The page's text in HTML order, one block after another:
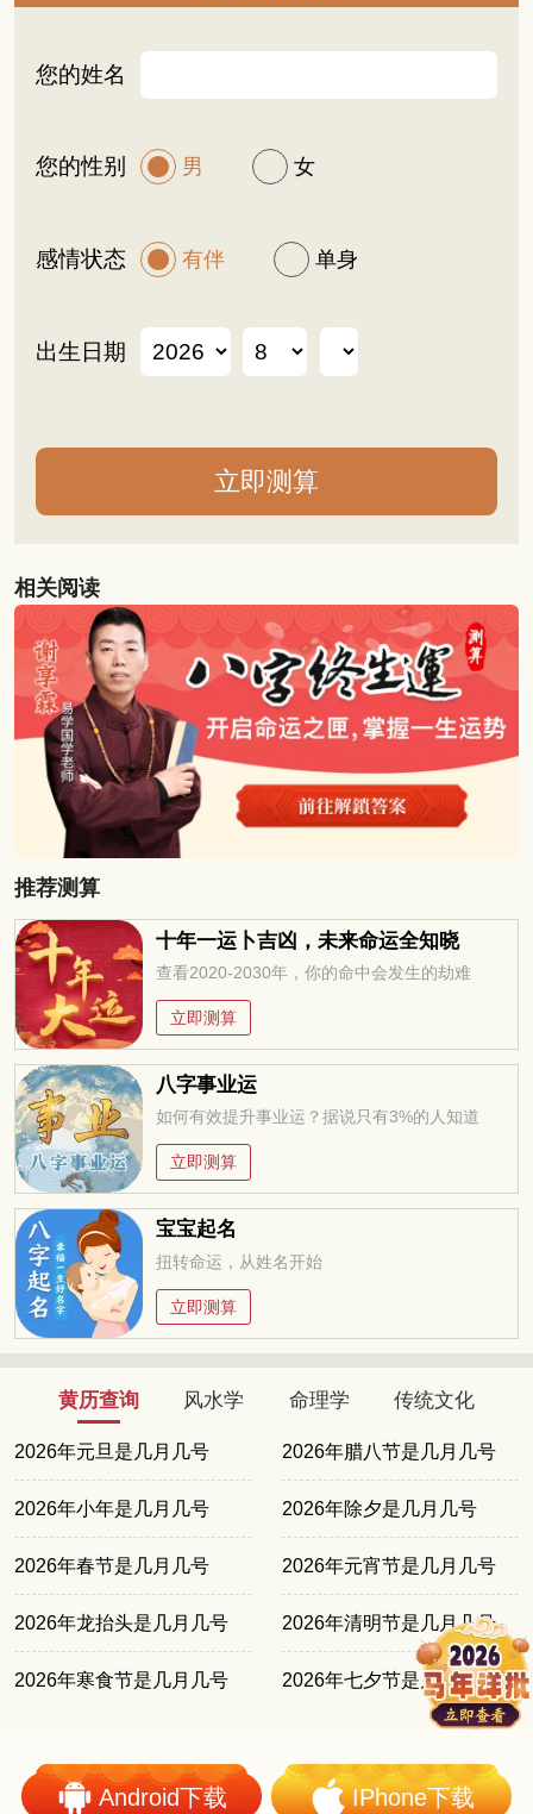
您的姓名
您的性别 男 女
感情状态 有伴 单身
出生日期
相关阅读
推荐测算
十年一运卜吉凶，未来命运全知晓
查看2020-2030年，你的命中会发生的劫难
立即测算
八字事业运
如何有效提升事业运？据说只有3%的人知道
立即测算
宝宝起名
扭转命运，从姓名开始
立即测算
黄历查询 风水学 命理学 传统文化
2026年元旦是几月几号 2026年腊八节是几月几号
2026年小年是几月几号 2026年除夕是几月几号
2026年春节是几月几号 2026年元宵节是几月几号
2026年龙抬头是几月几号 2026年清明节是几月几号
2026年寒食节是几月几号 2026年七夕节是几月几号
Android下载 IPhone下载